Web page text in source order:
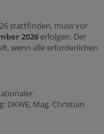
stattfinden, muss vor
2026 erfolgen. Der
wenn alle erforderlichen
DKWE, Mag. Christian